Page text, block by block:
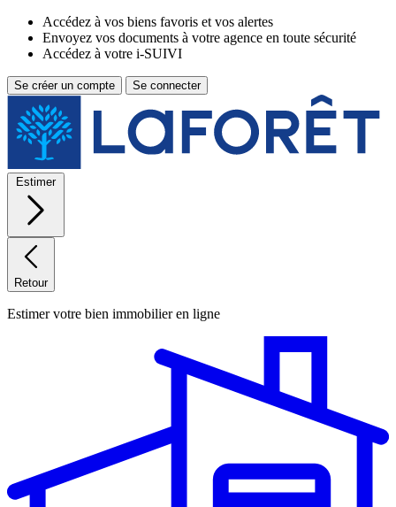
Accédez à vos biens favoris et vos alertes
Envoyez vos documents à votre agence en toute sécurité
Accédez à votre i-SUIVI
Se créer un compte Se connecter
Estimer
Retour
Estimer votre bien immobilier en ligne